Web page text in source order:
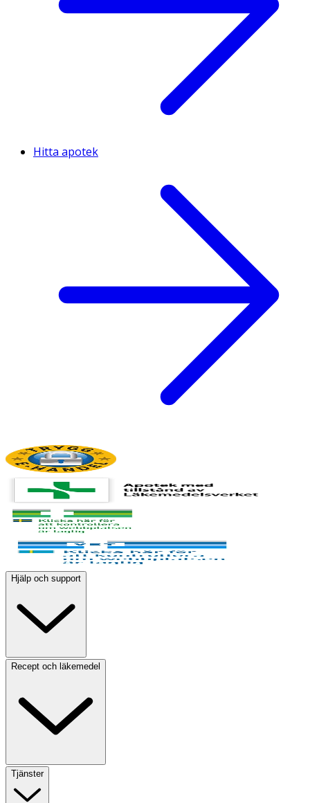
Hitta apotek
Hjälp och support
Recept och läkemedel
Tjänster